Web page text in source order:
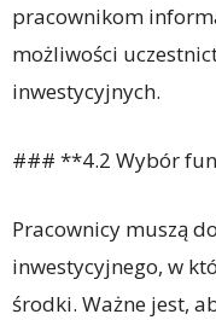
pracownikom
możliwości
inwestycyjnych.
### **4.2 Wybór
Pracownicy muszą
inwestycyjnego, w
środki. Ważne jest,